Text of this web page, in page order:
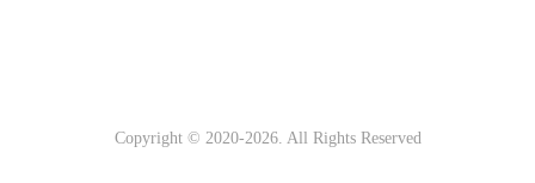
Copyright © 2020-2026. All Rights Reserved